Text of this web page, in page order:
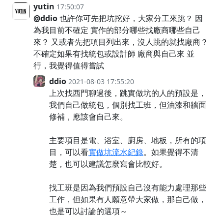
yutin 17:50:07
@ddio也許你可先把坑挖好，大家分工來跳？ 因
為我目前不確定 實作的部分哪些找廠商哪些自己
來？ 又或者先把項目列出來，沒人跳的就找廠商？
不確定如果有找統包或設計師 廠商與自己來 並
行，我覺得值得嘗試
ddio 2021-08-03 17:55:20
上次找西門聊過後，跳實做坑的人的預設是，
我們自己做統包，個別找工班，但油漆和牆面
修補，應該會自己來。
主要項目是電、浴室、廚房、地板，所有的項
目，可以看實做坑流水紀錄。如果覺得不清
楚，也可以建議怎麼寫會比較好。
找工班是因為我們預設自己沒有能力處理那些
工作，但如果有人願意帶大家做，那自己做，
也是可以討論的選項～